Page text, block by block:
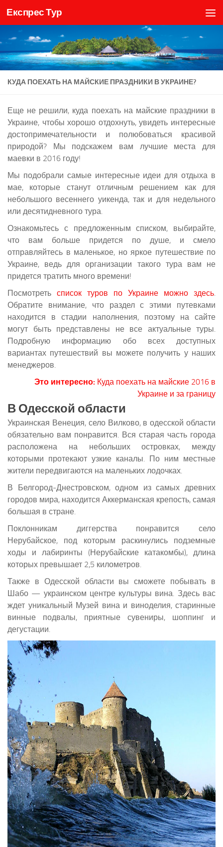
Skip to content
Експрес Тур
КУДА ПОЕХАТЬ НА МАЙСКИЕ ПРАЗДНИКИ В УКРАИНЕ?
Еще не решили, куда поехать на майские праздники в
Украине, чтобы хорошо отдохнуть, увидеть интересные
достопримечательности и полюбоваться красивой
природой? Мы подскажем вам лучшие места для
маевки в 2016 году!
Мы подобрали самые интересные идеи для отдыха в
мае, которые станут отличным решением как для
небольшого весеннего уикенда, так и для недельного
или десятидневного тура.
Ознакомьтесь с предложенным списком, выбирайте,
что вам больше придется по душе, и смело
отправляйтесь в маленькое, но яркое путешествие по
Украине, ведь для организации такого тура вам не
придется тратить много времени!
Посмотреть список туров по Украине можно здесь.
Обратите внимание, что раздел с этими путевками
находится в стадии наполнения, поэтому на сайте
могут быть представлены не все актуальные туры.
Подробную информацию обо всех доступных
вариантах путешествий вы можете получить у наших
менеджеров.
Это интересно: Куда поехать на майские 2016 в
Украине и за границу
В Одесской области
Украинская Венеция, село Вилково, в одесской области
обязательно вам понравится. Вся старая часть города
расположена на небольших островках, между
которыми протекают узкие каналы. По ним местные
жители передвигаются на маленьких лодочках.
В Белгород-Днестровском, одном из самых древних
городов мира, находится Аккерманская крепость, самая
большая в стране.
Поклонникам диггерства понравится село
Нерубайское, под которым раскинулись подземные
ходы и лабиринты (Нерубайские катакомбы), длина
которых превышает 2,5 километров.
Также в Одесской области вы сможете побывать в
Шабо — украинском центре культуры вина. Здесь вас
ждет уникальный Музей вина и виноделия, старинные
винные подвалы, приятные сувениры, шоппинг и
дегустации.